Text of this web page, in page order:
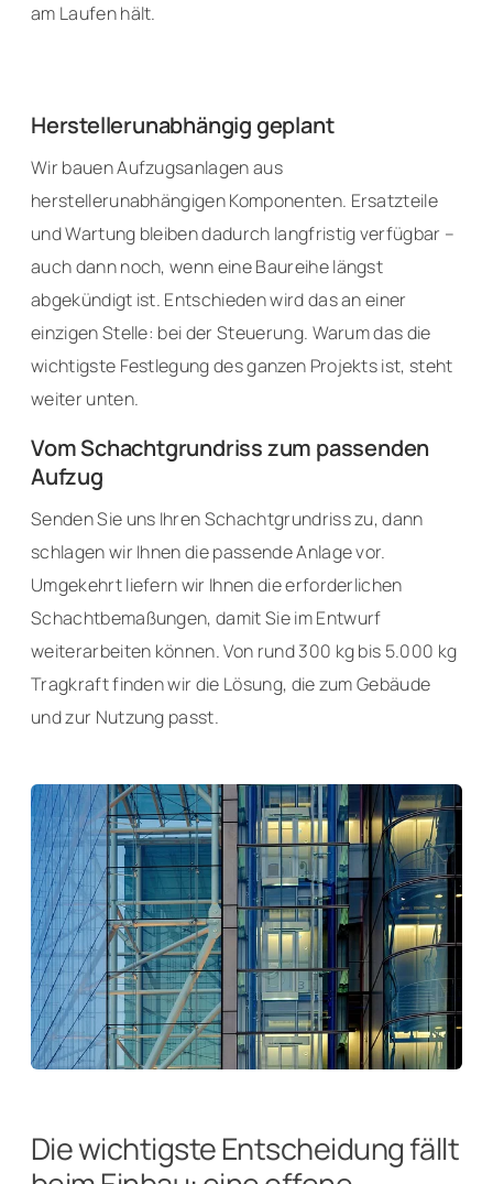
am Laufen hält.
Herstellerunabhängig geplant
Wir bauen Aufzugsanlagen aus
herstellerunabhängigen Komponenten. Ersatzteile
und Wartung bleiben dadurch langfristig verfügbar –
auch dann noch, wenn eine Baureihe längst
abgekündigt ist. Entschieden wird das an einer
einzigen Stelle: bei der Steuerung. Warum das die
wichtigste Festlegung des ganzen Projekts ist, steht
weiter unten.
Vom Schachtgrundriss zum passenden
Aufzug
Senden Sie uns Ihren Schachtgrundriss zu, dann
schlagen wir Ihnen die passende Anlage vor.
Umgekehrt liefern wir Ihnen die erforderlichen
Schachtbemaßungen, damit Sie im Entwurf
weiterarbeiten können. Von rund 300 kg bis 5.000 kg
Tragkraft finden wir die Lösung, die zum Gebäude
und zur Nutzung passt.
Die wichtigste Entscheidung fällt